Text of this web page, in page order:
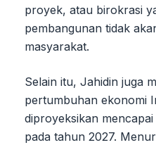
proyek, atau birokrasi
pembangunan tidak
masyarakat.
Selain itu, Jahidin juga
pertumbuhan ekonomi
diproyeksikan
pada tahun 2027.